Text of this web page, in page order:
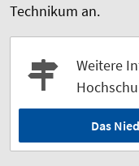
Technikum an.
Weitere
Das